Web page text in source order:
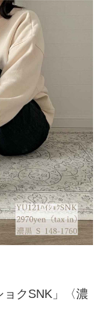
ョクSNK」〈濃